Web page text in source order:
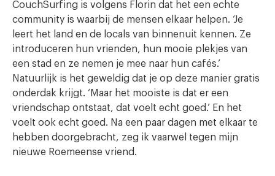
CouchSurfing is volgens Florin dat het een echte
community is waarbij de mensen elkaar helpen. ‘Je
leert het land en de locals van binnenuit kennen. Ze
introduceren hun vrienden, hun mooie plekjes van
een stad en ze nemen je mee naar hun cafés.’
Natuurlijk is het geweldig dat je op deze manier gratis
onderdak krijgt. ‘Maar het mooiste is dat er een
vriendschap ontstaat, dat voelt echt goed.’ En het
voelt ook echt goed. Na een paar dagen met elkaar te
hebben doorgebracht, zeg ik vaarwel tegen mijn
nieuwe Roemeense vriend.